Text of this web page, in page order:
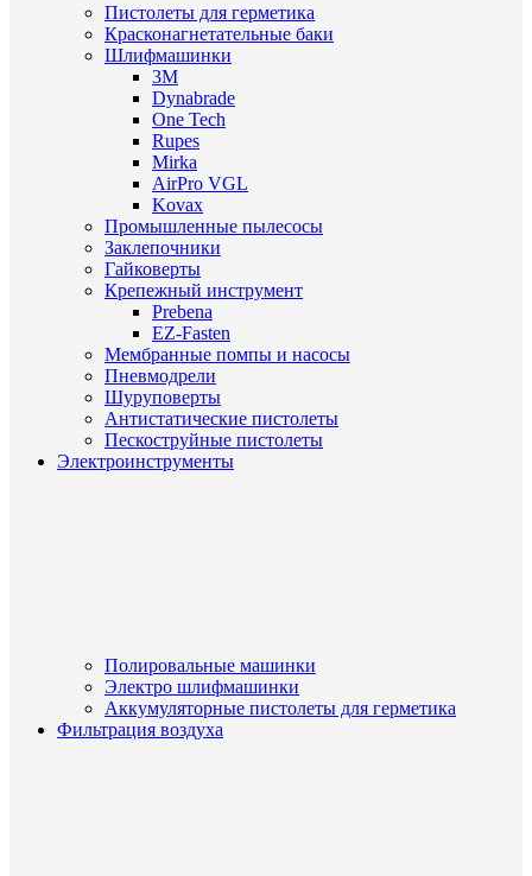
Пистолеты для герметика
Красконагнетательные баки
Шлифмашинки
3M
Dynabrade
One Tech
Rupes
Mirka
AirPro VGL
Kovax
Промышленные пылесосы
Заклепочники
Гайковерты
Крепежный инструмент
Prebena
EZ-Fasten
Мембранные помпы и насосы
Пневмодрели
Шуруповерты
Антистатические пистолеты
Пескоструйные пистолеты
Электроинструменты
Полировальные машинки
Электро шлифмашинки
Аккумуляторные пистолеты для герметика
Фильтрация воздуха